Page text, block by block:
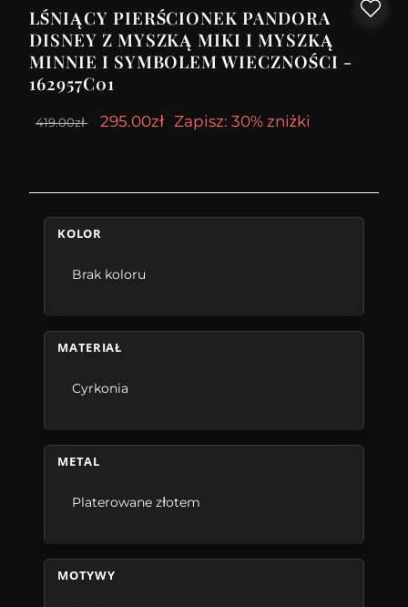
LŚNIĄCY PIERŚCIONEK PANDORA
DISNEY Z MYSZKĄ MIKI I MYSZKĄ
MINNIE I SYMBOLEM WIECZNOŚCI -
162957C01
419.00zł 295.00zł Zapisz: 30% zniżki
KOLOR
Brak koloru
MATERIAŁ
Cyrkonia
METAL
Platerowane złotem
MOTYWY